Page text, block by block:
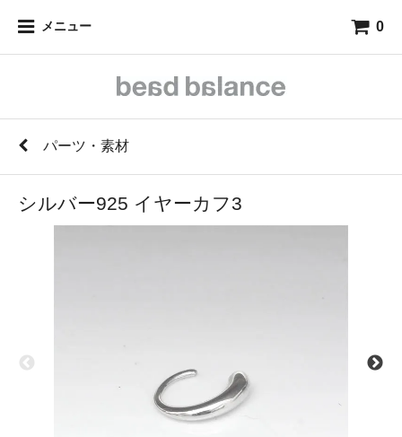
メニュー 0
パーツ・素材
シルバー925 イヤーカフ3